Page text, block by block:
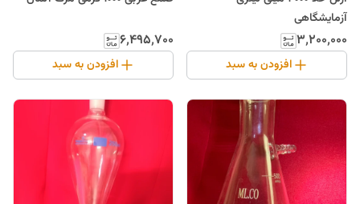
آزمایشگاهی
۳٬۲۰۰٬۰۰۰
افزودن به سبد
۶٬۴۹۵٬۷۰۰
افزودن به سبد